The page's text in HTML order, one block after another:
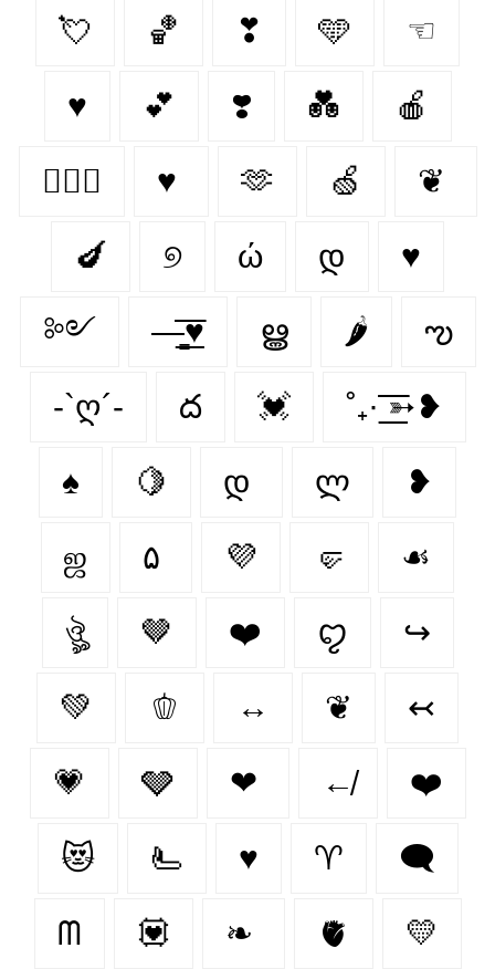
💘 🏀 ❣ 🩵 ☜
♥ 💕 ❣️ 💑 🍎
👩‍❤️‍👨 ♥ 🫶 🍏 ❦
🍆 ୭ ώ დ ♥︎
༻ —̳͟͞͞♥ ൠ 🌶 ఌ︎
-`ღ´- ద 💓 ˚₊· ͟͟͞͞➳❥
♠️ 🍋‍ დ ლ ❥
ஜ ۵ 💜 🤛 ☙
ঔৣ 🤎 ❤️‍ ꨄ ↪
💚 🫑 ↔ ❦ ↢
💗 🩶 ❤ ↚ ❤️
😻 🫷 ♥️ ♈︎ 🗨
ᗰ 💟 ❧ 🫀 💛